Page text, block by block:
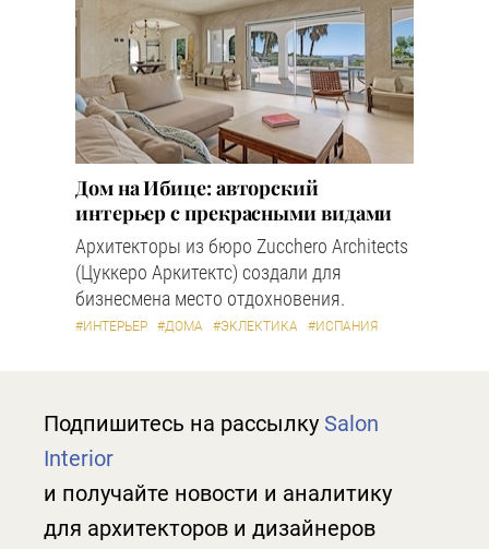
Дом на Ибице: авторский
интерьер с прекрасными видами
Архитекторы из бюро Zucchero Architects
(Цуккеро Аркитектс) создали для
бизнесмена место отдохновения.
#ИНТЕРЬЕР #ДОМА #ЭКЛЕКТИКА #ИСПАНИЯ
Подпишитесь на рассылку Salon
Interior
и получайте новости и аналитику
для архитекторов и дизайнеров